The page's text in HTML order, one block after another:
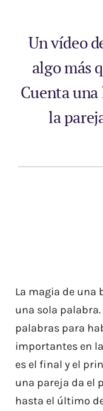
Un vídeo
algo más
Cuenta
la
La magia de una
una sola
palabras para
importantes en
es el final y el
una pareja da el
hasta el último